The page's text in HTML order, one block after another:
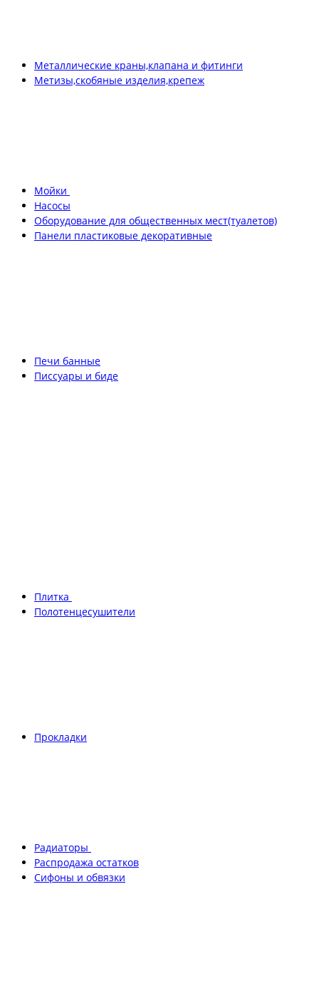
Металлические краны,клапана и фитинги
Метизы,скобяные изделия,крепеж
Мойки
Насосы
Оборудование для общественных мест(туалетов)
Панели пластиковые декоративные
Печи банные
Писсуары и биде
Плитка
Полотенцесушители
Прокладки
Радиаторы
Распродажа остатков
Сифоны и обвязки